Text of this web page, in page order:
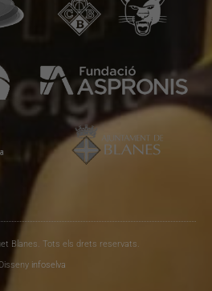
Blanes. Tots els drets reservats.
Disseny infoselva